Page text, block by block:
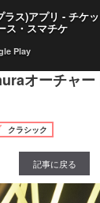
のNAOTOがデ
オーチャ
クラシック
記事に戻る
ラス)アプリ - チケッ
ス・スマチケ
Play